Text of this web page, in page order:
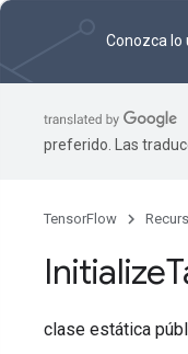
Conozca lo
preferido. Las
TensorFlow
Initialize
clase estática